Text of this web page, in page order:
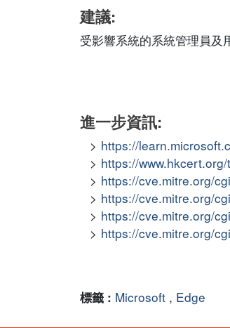
建議:
受影響系統的系統管理員
進一步資訊:
https://
https://
https://cve.mitre.org/
https://cve.mitre.org/
https://cve.mitre.org/
https://cve.mitre.org/
標籤 : Microsoft , Edge